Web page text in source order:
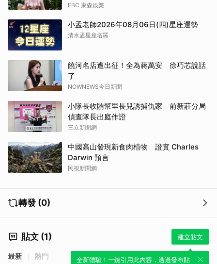
EBC 東森娛樂
小孟老師2026年08月06日(四)星座運勢
清水孟星座塔羅
饒河名店遭出征！全為蔣萬安 徐巧芯說話
了
NOWNEWS今日新聞
小隊長收賄幫里長兒誘捕仇家 前新莊分局
偵查隊長出庭作證
三立新聞網
中國高山發現新食肉植物 證實 Charles
Darwin 預言
民視新聞網
轉發 (0)
貼文 (1) 建立貼文
全新體驗！一鍵引用此內容，透過發布貼
最新 熱門